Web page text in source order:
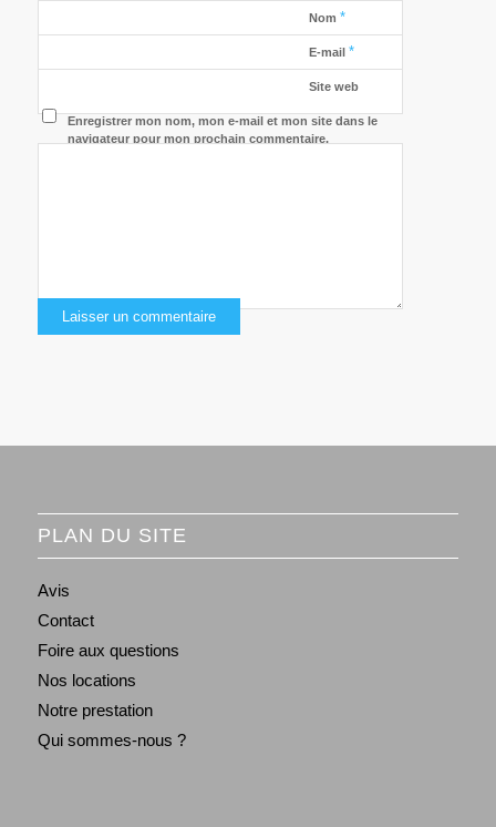
Nom *
E-mail *
Site web
Enregistrer mon nom, mon e-mail et mon site dans le
navigateur pour mon prochain commentaire.
PLAN DU SITE
Avis
Contact
Foire aux questions
Nos locations
Notre prestation
Qui sommes-nous ?